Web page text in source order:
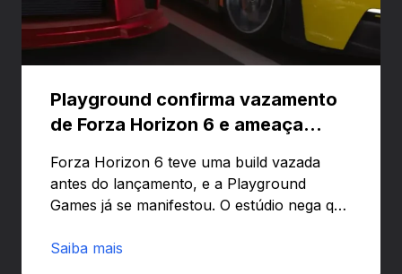
Playground confirma vazamento
de Forza Horizon 6 e ameaça
Forza Horizon 6 teve uma build vazada
antes do lançamento, e a Playground
Games já se manifestou. O estúdio nega que
preload e avisa que quem usar versões não
Saiba mais